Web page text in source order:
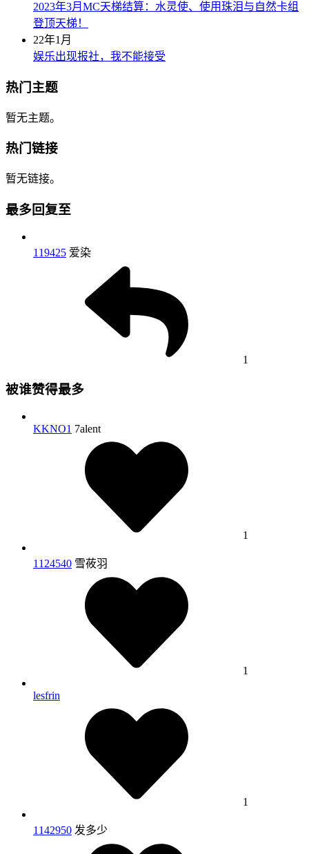
2023年3月MC天梯结算：水灵使、使用珠泪与自然卡组
登顶天梯！
22年1月
娱乐出现报社，我不能接受
热门主题
暂无主题。
热门链接
暂无链接。
最多回复至
119425 爱染
1
被谁赞得最多
KKNO1 7alent
1
1124540 雪莜羽
1
lesfrin
1
1142950 发多少